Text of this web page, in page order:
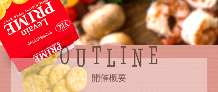
OUTLINE
開催概要